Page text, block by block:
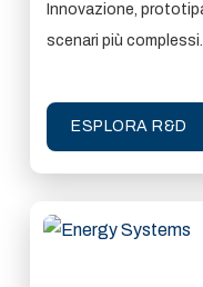
Innovazione,
scenari più complessi.
ESPLORA R&D